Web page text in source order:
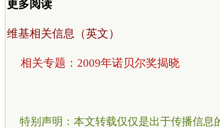
更多阅读
维基相关信息（英文）
相关专题： 2009年诺贝尔奖揭晓
特别声明：本文转载仅仅是出于传播信息